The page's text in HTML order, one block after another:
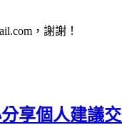
，謝謝！
享個人建議